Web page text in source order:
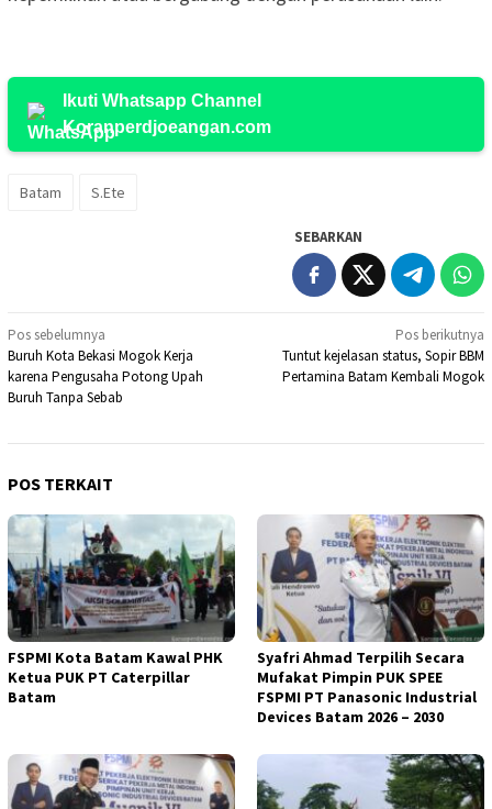
Ikuti Whatsapp Channel
Koranperdjoeangan.com
Batam S.Ete
SEBARKAN
Navigasi
pos
Pos sebelumnya
Buruh Kota Bekasi Mogok Kerja
karena Pengusaha Potong Upah
Buruh Tanpa Sebab
Pos berikutnya
Tuntut kejelasan status, Sopir BBM
Pertamina Batam Kembali Mogok
POS TERKAIT
FSPMI Kota Batam Kawal PHK
Ketua PUK PT Caterpillar
Batam
Syafri Ahmad Terpilih Secara
Mufakat Pimpin PUK SPEE
FSPMI PT Panasonic Industrial
Devices Batam 2026 – 2030